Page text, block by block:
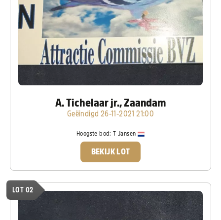
A. Tichelaar jr., Zaandam
Geëindigd 26-11-2021 21:00
Hoogste bod:T Jansen
BEKIJK LOT
LOT 02